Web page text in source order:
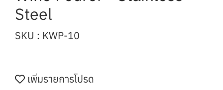
Steel
SKU : KWP-10
เพิ่มรายการโปรด